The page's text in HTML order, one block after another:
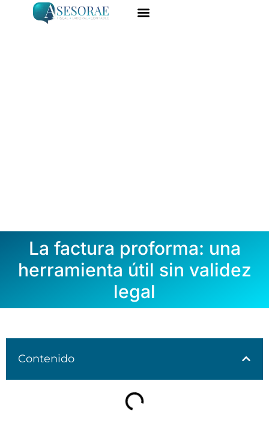
La factura proforma: una
herramienta útil sin validez
legal
Contenido